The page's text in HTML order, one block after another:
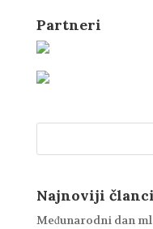
Partneri
Najnoviji članci
Međunarodni dan